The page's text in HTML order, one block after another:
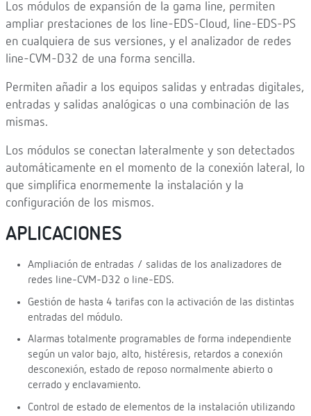
Los módulos de expansión de la gama line, permiten
ampliar prestaciones de los line-EDS-Cloud, line-EDS-PS
en cualquiera de sus versiones, y el analizador de redes
line-CVM-D32 de una forma sencilla.
Permiten añadir a los equipos salidas y entradas digitales,
entradas y salidas analógicas o una combinación de las
mismas.
Los módulos se conectan lateralmente y son detectados
automáticamente en el momento de la conexión lateral, lo
que simplifica enormemente la instalación y la
configuración de los mismos.
APLICACIONES
Ampliación de entradas / salidas de los analizadores de
redes line-CVM-D32 o line-EDS.
Gestión de hasta 4 tarifas con la activación de las distintas
entradas del módulo.
Alarmas totalmente programables de forma independiente
según un valor bajo, alto, histéresis, retardos a conexión
desconexión, estado de reposo normalmente abierto o
cerrado y enclavamiento.
Control de estado de elementos de la instalación utilizando